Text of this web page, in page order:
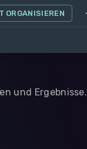
ORGANISIEREN
und Ergebnisse.